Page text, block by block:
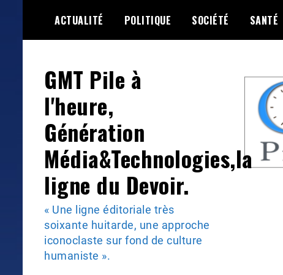
content
ACTUALITÉ POLITIQUE SOCIÉTÉ SANTÉ
GMT Pile à
l'heure,
Génération
Média&Technologies,la
ligne du Devoir.
« Une ligne éditoriale très
soixante huitarde, une approche
iconoclaste sur fond de culture
humaniste ».